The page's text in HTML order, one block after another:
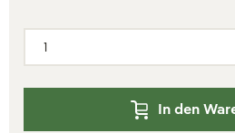
In den